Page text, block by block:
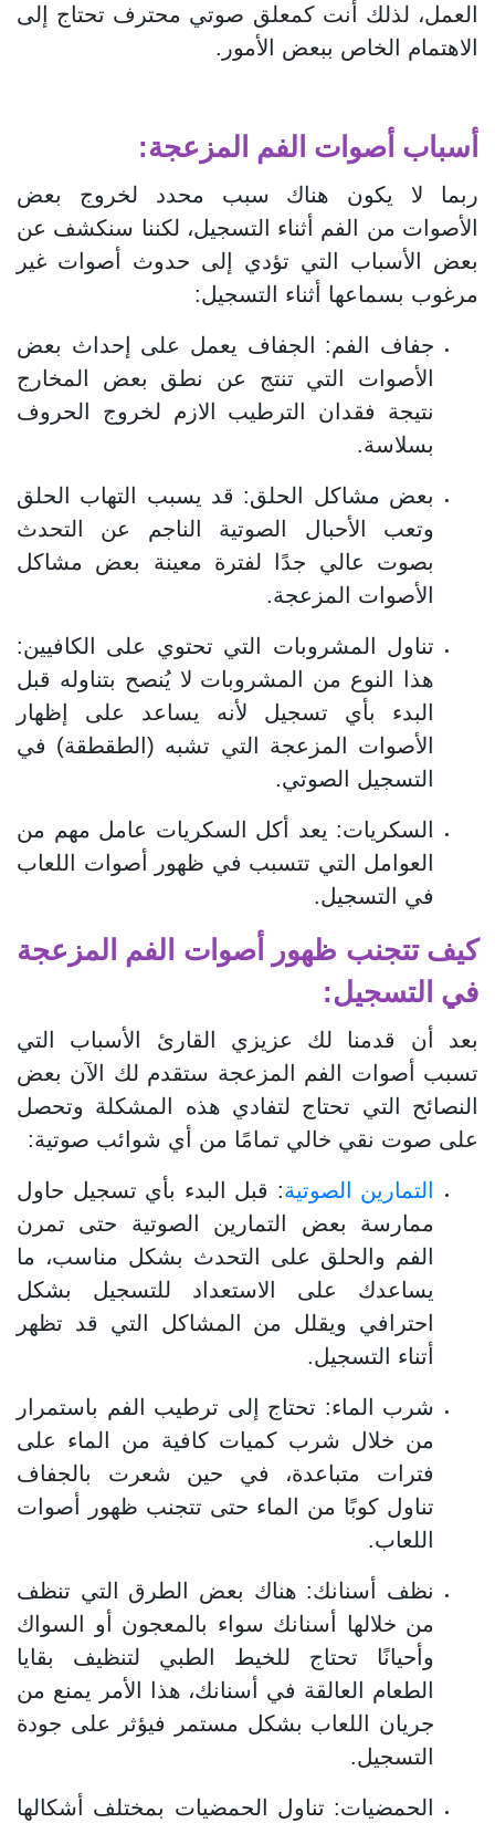
العمل، لذلك أنت كمعلق صوتي محترف تحتاج إلى
الاهتمام الخاص ببعض الأمور.
أسباب أصوات الفم المزعجة:
ربما لا يكون هناك سبب محدد لخروج بعض
الأصوات من الفم أثناء التسجيل، لكننا سنكشف عن
بعض الأسباب التي تؤدي إلى حدوث أصوات غير
مرغوب بسماعها أثناء التسجيل:
جفاف الفم: الجفاف يعمل على إحداث بعض
الأصوات التي تنتج عن نطق بعض المخارج
نتيجة فقدان الترطيب الازم لخروج الحروف
بسلاسة.
بعض مشاكل الحلق: قد يسبب التهاب الحلق
وتعب الأحبال الصوتية الناجم عن التحدث
بصوت عالي جدًا لفترة معينة بعض مشاكل
الأصوات المزعجة.
تناول المشروبات التي تحتوي على الكافيين:
هذا النوع من المشروبات لا يُنصح بتناوله قبل
البدء بأي تسجيل لأنه يساعد على إظهار
الأصوات المزعجة التي تشبه (الطقطقة) في
التسجيل الصوتي.
السكريات: يعد أكل السكريات عامل مهم من
العوامل التي تتسبب في ظهور أصوات اللعاب
في التسجيل.
كيف تتجنب ظهور أصوات الفم المزعجة
في التسجيل:
بعد أن قدمنا لك عزيزي القارئ الأسباب التي
تسبب أصوات الفم المزعجة ستقدم لك الآن بعض
النصائح التي تحتاج لتفادي هذه المشكلة وتحصل
على صوت نقي خالي تمامًا من أي شوائب صوتية:
التمارين الصوتية: قبل البدء بأي تسجيل حاول
ممارسة بعض التمارين الصوتية حتى تمرن
الفم والحلق على التحدث بشكل مناسب، ما
يساعدك على الاستعداد للتسجيل بشكل
احترافي ويقلل من المشاكل التي قد تظهر
أتناء التسجيل.
شرب الماء: تحتاج إلى ترطيب الفم باستمرار
من خلال شرب كميات كافية من الماء على
فترات متباعدة، في حين شعرت بالجفاف
تناول كوبًا من الماء حتى تتجنب ظهور أصوات
اللعاب.
نظف أسنانك: هناك بعض الطرق التي تنظف
من خلالها أسنانك سواء بالمعجون أو السواك
وأحيانًا تحتاج للخيط الطبي لتنظيف بقايا
الطعام العالقة في أسنانك، هذا الأمر يمنع من
جريان اللعاب بشكل مستمر فيؤثر على جودة
التسجيل.
الحمضيات: تناول الحمضيات بمختلف أشكالها